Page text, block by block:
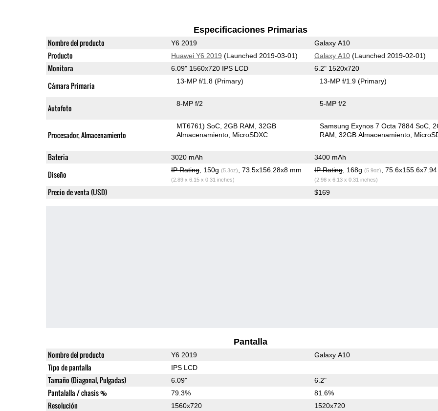
Especificaciones Primarias
Nombre del producto Y6 2019 Galaxy A10
Producto Huawei Y6 2019 (Launched 2019-03-01) Galaxy A10(Launched 2019-02-01)
Monitora 6.09" 1560x720 IPS LCD 6.2" 1520x720
Cámara Primaria 13-MP f/1.8(Primary) 13-MP f/1.9(Primary)
Autofoto 8-MP f/2 5-MP f/2
Procesador, Almacenamiento
MT6761) SoC 2GB RAM 32GB
Almacenamiento MicroSDXC
Samsung Exynos 7 Octa 7884 SoC
RAM 32GB Almacenamiento
Bateria 3020 mAh 3400 mAh
Diseño IP Rating, 150g (5.3oz) , 73.5x156.28x8 mm
(2.89 x 6.15 x 0.31 inches)
IP Rating, 168g (5.9oz) ,
(2.98 x 6.13 x 0.31 inches)
Precio de venta (USD) $169
Pantalla
Nombre del producto Y6 2019 Galaxy A10
Tipo de pantalla IPS LCD
Tamaño (Diagonal, Pulgadas) 6.09" 6.2"
Pantalalla / chasis % 79.3% 81.6%
Resolución 1560x720 1520x720